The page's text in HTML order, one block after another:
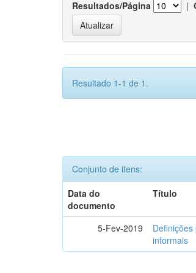
Resultados/Página |
Resultado 1-1 de 1.
Conjunto de itens:
Data do
documento
Título
5-Fev-2019
informais